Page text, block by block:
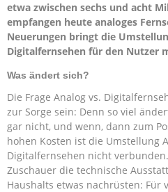
etwa zwischen sechs und acht
empfangen heute analoges
Neuerungen bringt die
Digitalfernsehen für den Nutzer
Was ändert sich?
Die Frage Analog vs.
zur Sorge sein: Denn so viel
gar nicht, und wenn, dann zum
hohen Kosten ist die Umstellung
Digitalfernsehen nicht
Zuschauer die technische
Haushalts etwas nachrüsten: Für